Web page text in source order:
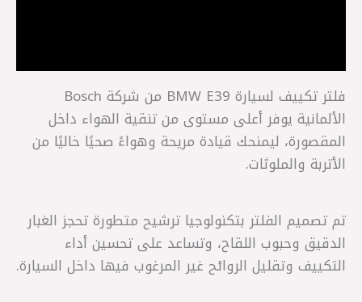
فلتر تكييف لسيارة BMW E39 من شركة Bosch
الألمانية يوفر أعلى مستوى من تنقية الهواء داخل
المقصورة، ليمنحك قيادة مريحة وهواءً صحيًا خاليًا من
الأتربة والملوثات.
تم تصميم الفلتر بتكنولوجيا ترشيح متطورة تحجز الغبار
الدقيق وحبوب اللقاح، وتساعد على تحسين أداء
التكييف وتقليل الروائح غير المرغوب فيها داخل السيارة.